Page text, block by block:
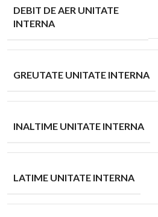
DEBIT DE AER UNITATE
INTERNA
GREUTATE UNITATE INTERNA
INALTIME UNITATE INTERNA
LATIME UNITATE INTERNA